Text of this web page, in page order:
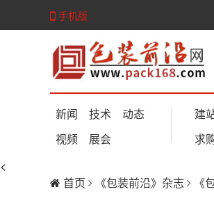
手机版
新闻 技术
动态
视频
展会
建
求
<
首页
《包装前沿》杂志 《